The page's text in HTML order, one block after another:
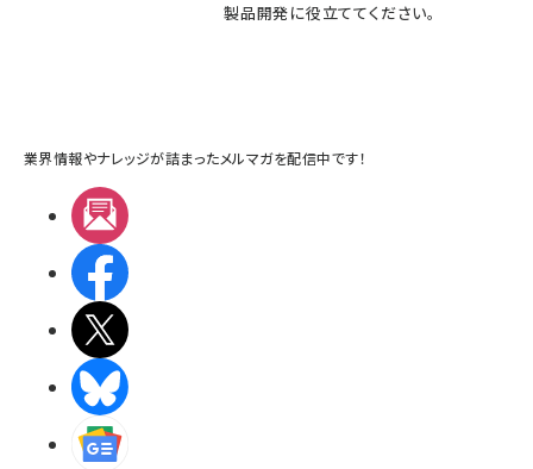
製品開発に役立ててください。
業界情報やナレッジが詰まったメルマガを配信中です！